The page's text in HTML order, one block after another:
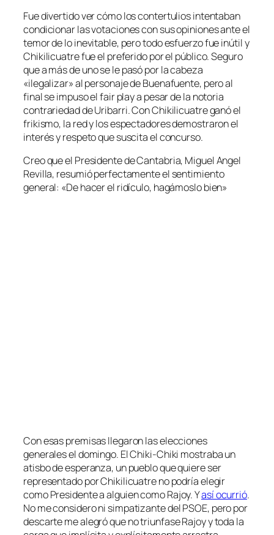
Fue divertido ver cómo los contertulios intentaban
condicionar las votaciones con sus opiniones ante el
temor de lo inevitable, pero todo esfuerzo fue inútil y
Chikilicuatre fue el preferido por el público. Seguro
que a más de uno se le pasó por la cabeza
«ilegalizar» al personaje de Buenafuente, pero al
final se impuso el fair play a pesar de la notoria
contrariedad de Uribarri. Con Chikilicuatre ganó el
frikismo, la red y los espectadores demostraron el
interés y respeto que suscita el concurso.
Creo que el Presidente de Cantabria, Miguel Angel
Revilla, resumió perfectamente el sentimiento
general: «De hacer el ridículo, hagámoslo bien»
Con esas premisas llegaron las elecciones
generales el domingo. El Chiki-Chiki mostraba un
atisbo de esperanza, un pueblo que quiere ser
representado por Chikilicuatre no podría elegir
como Presidente a alguien como Rajoy. Yasí ocurrió.
No me considero ni simpatizante del PSOE, pero por
descarte me alegró que no triunfase Rajoy y toda la